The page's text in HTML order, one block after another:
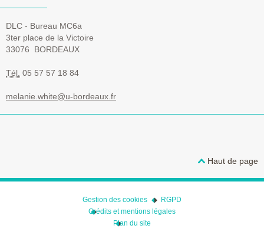
DLC - Bureau MC6a
3ter place de la Victoire
33076 BORDEAUX
Tél. 05 57 57 18 84
melanie.white@u-bordeaux.fr
Haut de page
Gestion des cookies
RGPD
Crédits et mentions légales
Plan du site